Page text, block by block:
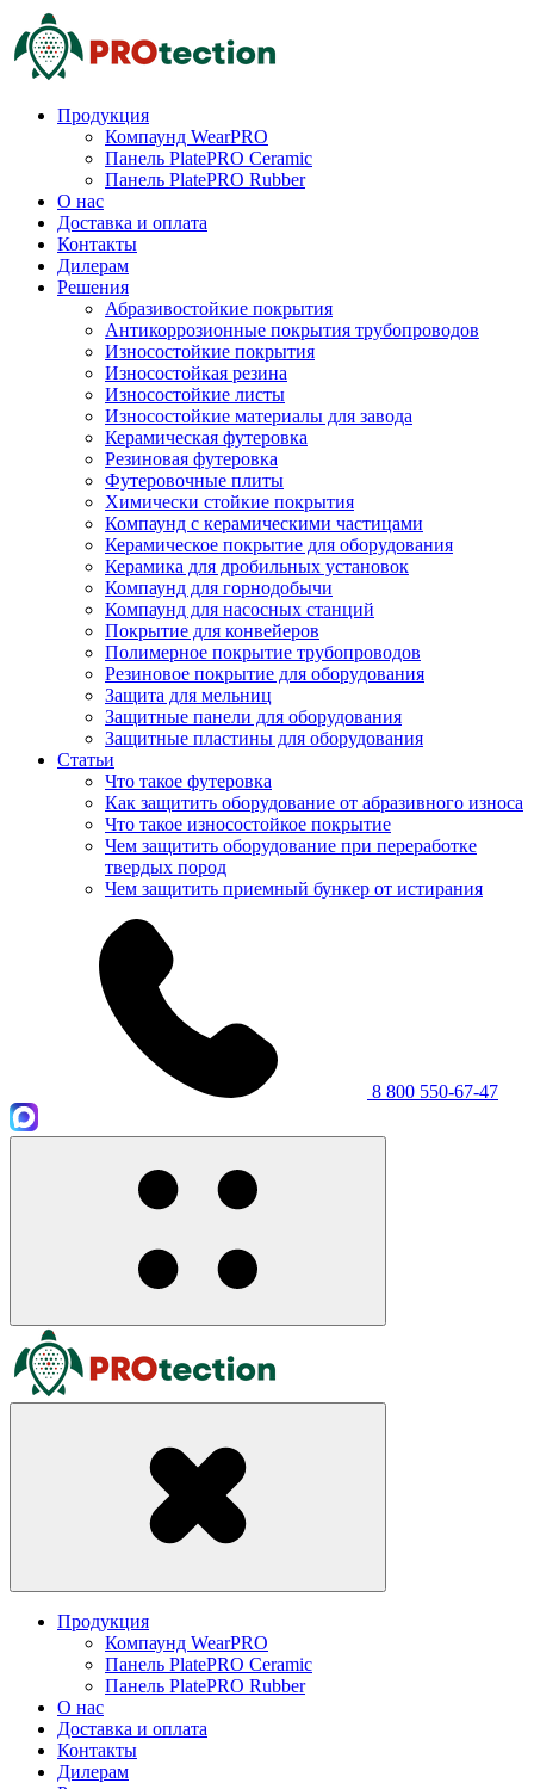
Продукция
Компаунд WearPRO
Панель PlatePRO Ceramic
Панель PlatePRO Rubber
О нас
Доставка и оплата
Контакты
Дилерам
Решения
Абразивостойкие покрытия
Антикоррозионные покрытия трубопроводов
Износостойкие покрытия
Износостойкая резина
Износостойкие листы
Износостойкие материалы для завода
Керамическая футеровка
Резиновая футеровка
Футеровочные плиты
Химически стойкие покрытия
Компаунд с керамическими частицами
Керамическое покрытие для оборудования
Керамика для дробильных установок
Компаунд для горнодобычи
Компаунд для насосных станций
Покрытие для конвейеров
Полимерное покрытие трубопроводов
Резиновое покрытие для оборудования
Защита для мельниц
Защитные панели для оборудования
Защитные пластины для оборудования
Статьи
Что такое футеровка
Как защитить оборудование от абразивного износа
Что такое износостойкое покрытие
Чем защитить оборудование при переработке
твердых пород
Чем защитить приемный бункер от истирания
8 800 550-67-47
Продукция
Компаунд WearPRO
Панель PlatePRO Ceramic
Панель PlatePRO Rubber
О нас
Доставка и оплата
Контакты
Дилерам